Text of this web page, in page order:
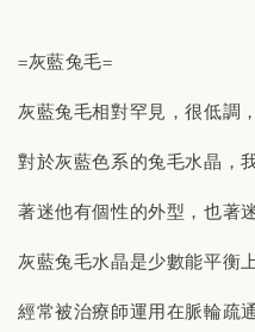
=灰藍兔毛=
灰藍兔毛相對罕見，很低調
對於灰藍色系的兔毛水晶，
著迷他有個性的外型，也著
灰藍兔毛水晶是少數能平衡
經常被治療師運用在脈輪疏